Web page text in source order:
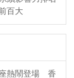
百大
座熱鬧登場 香